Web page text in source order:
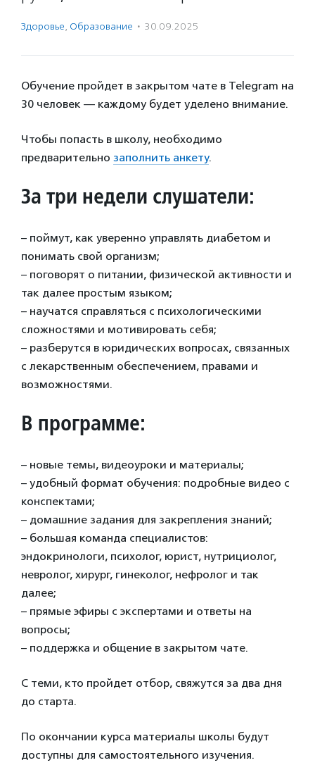
Здоровье, Образование · 30.09.2025
Обучение пройдет в закрытом чате в Telegram на
30 человек — каждому будет уделено внимание.
Чтобы попасть в школу, необходимо
предварительно заполнить анкету.
За три недели слушатели:
– поймут, как уверенно управлять диабетом и
понимать свой организм;
– поговорят о питании, физической активности и
так далее простым языком;
– научатся справляться с психологическими
сложностями и мотивировать себя;
– разберутся в юридических вопросах, связанных
с лекарственным обеспечением, правами и
возможностями.
В программе:
– новые темы, видеоуроки и материалы;
– удобный формат обучения: подробные видео с
конспектами;
– домашние задания для закрепления знаний;
– большая команда специалистов:
эндокринологи, психолог, юрист, нутрициолог,
невролог, хирург, гинеколог, нефролог и так
далее;
– прямые эфиры с экспертами и ответы на
вопросы;
– поддержка и общение в закрытом чате.
С теми, кто пройдет отбор, свяжутся за два дня
до старта.
По окончании курса материалы школы будут
доступны для самостоятельного изучения.